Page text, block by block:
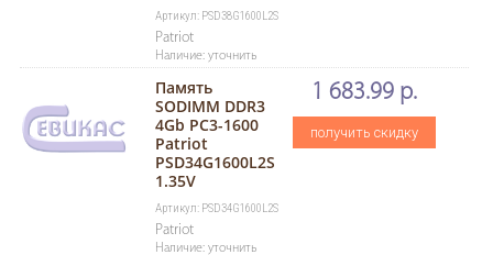
Артикул: PSD38G1600L2S
Patriot
Наличие: уточнить
Память
SODIMM DDR3
4Gb PC3-1600
Patriot
PSD34G1600L2S
1.35V
Артикул: PSD34G1600L2S
Patriot
Наличие: уточнить
1 683.99 р.
получить скидку